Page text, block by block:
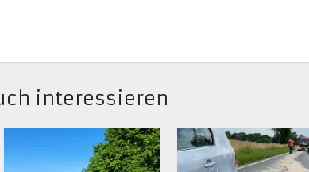
interessieren